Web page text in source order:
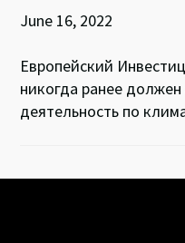
June 16, 2022
Европейский
никогда ранее
деятельность по